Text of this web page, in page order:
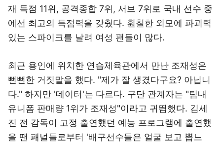
재 득점 11위, 공격종합 7위, 서브 7위로 국내 선수 중
에선 최고의 득점력을 갖췄다. 훤칠한 외모에 파괴력
있는 스파이크를 날려 여성 팬들이 많다.
최근 용인에 위치한 연습체육관에서 만난 조재성은
뻔뻔한 거짓말을 했다. "제가 잘 생겼다구요? 아닙니
다." 하지만 '데이터'는 다르다. 구단 관계자는 "팀내
유니폼 판매량 1위가 조재성"이라고 귀띔했다. 김세
진 전 감독이 고정 출연했던 예능 프로그램에 출연했
을 땐 패널들로부터 '배구선수들은 얼굴 보고 뽑느